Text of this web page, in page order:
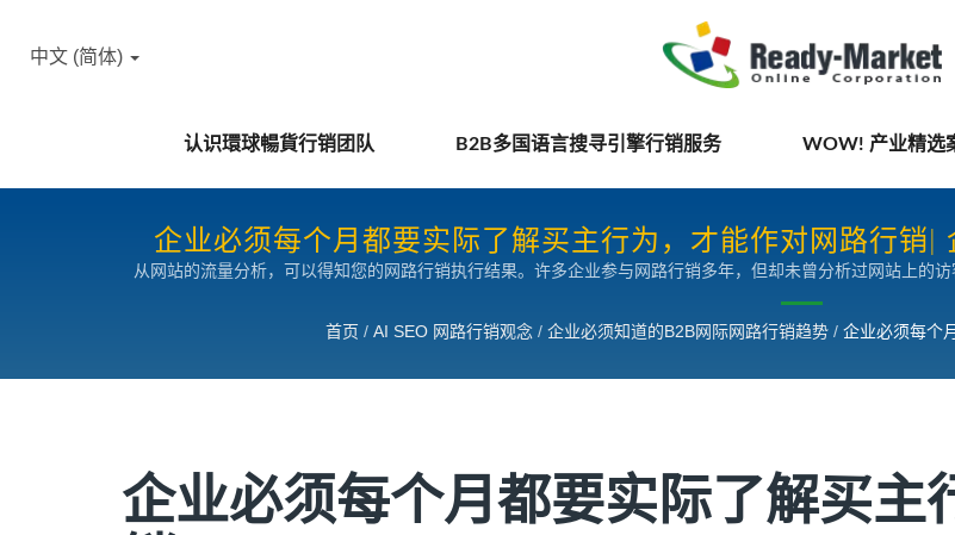
认识環球暢貨行销团队 B2B多国语言搜寻引擎行销服务 WOW! 产业精选
中文 (简体)
企业必须每个月都要实际了解买主行为，才能作对网路行销|
从网站的流量分析，可以得知您的网路行销执行结果。许多企业参与网路行销多年，但却未曾分析过网站上的
首页 / AI SEO 网路行销观念 / 企业必须知道的B2B网际网路行销趋势 / 企业必须每个
企业必须每个月都要实际了解买主